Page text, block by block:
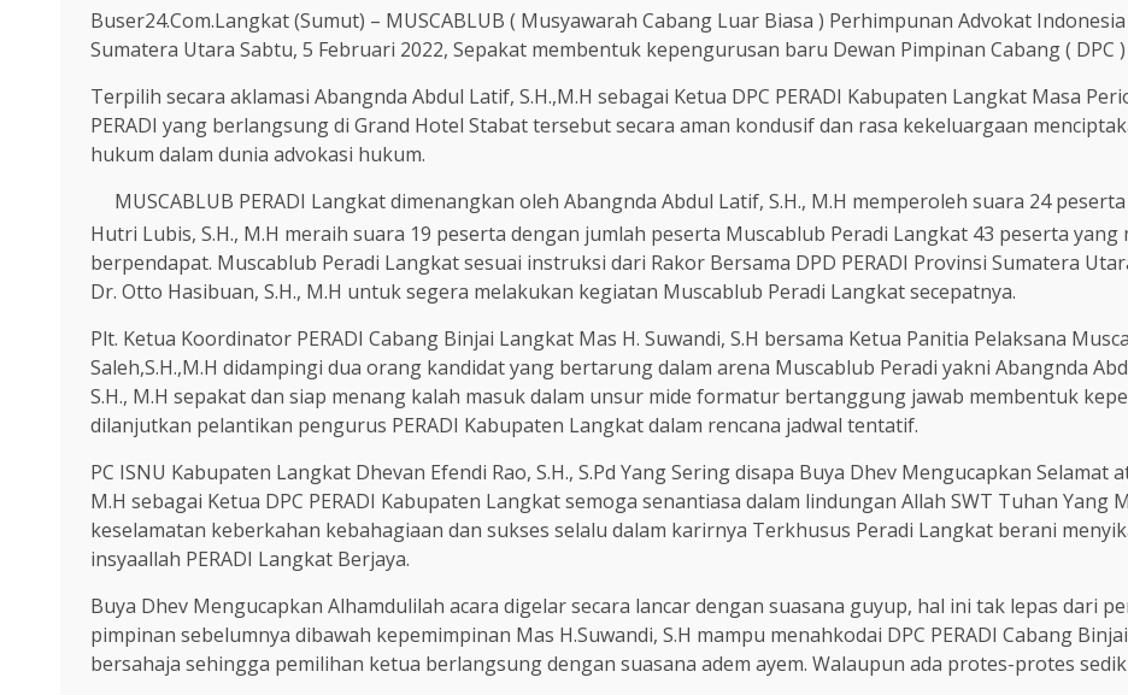
Buser24.Com.Langkat (Sumut) – MUSCABLUB ( Musyawarah Cabang Luar Biasa ) Perhimpunan Advokat
Sumatera Utara Sabtu, 5 Februari 2022, Sepakat membentuk kepengurusan baru Dewan Pimpinan Cabang ( DPC
Terpilih secara aklamasi Abangnda Abdul Latif, S.H.,M.H sebagai Ketua DPC PERADI Kabupaten Langkat Masa
PERADI yang berlangsung di Grand Hotel Stabat tersebut secara aman kondusif dan rasa kekeluargaan
hukum dalam dunia advokasi hukum.
MUSCABLUB PERADI Langkat dimenangkan oleh Abangnda Abdul Latif, S.H., M.H memperoleh suara 24
Hutri Lubis, S.H., M.H meraih suara 19 peserta dengan jumlah peserta Muscablub Peradi Langkat 43 peserta
berpendapat. Muscablub Peradi Langkat sesuai instruksi dari Rakor Bersama DPD PERADI Provinsi Sumatera
Dr. Otto Hasibuan, S.H., M.H untuk segera melakukan kegiatan Muscablub Peradi Langkat secepatnya.
Plt. Ketua Koordinator PERADI Cabang Binjai Langkat Mas H. Suwandi, S.H bersama Ketua Panitia Pelaksana
Saleh,S.H.,M.H didampingi dua orang kandidat yang bertarung dalam arena Muscablub Peradi yakni Abangnda
S.H., M.H sepakat dan siap menang kalah masuk dalam unsur mide formatur bertanggung jawab membentuk
dilanjutkan pelantikan pengurus PERADI Kabupaten Langkat dalam rencana jadwal tentatif.
PC ISNU Kabupaten Langkat Dhevan Efendi Rao, S.H., S.Pd Yang Sering disapa Buya Dhev Mengucapkan Selamat
M.H sebagai Ketua DPC PERADI Kabupaten Langkat semoga senantiasa dalam lindungan Allah SWT Tuhan
keselamatan keberkahan kebahagiaan dan sukses selalu dalam karirnya Terkhusus Peradi Langkat berani
insyaallah PERADI Langkat Berjaya.
Buya Dhev Mengucapkan Alhamdulilah acara digelar secara lancar dengan suasana guyup, hal ini tak lepas dari
pimpinan sebelumnya dibawah kepemimpinan Mas H.Suwandi, S.H mampu menahkodai DPC PERADI Cabang
bersahaja sehingga pemilihan ketua berlangsung dengan suasana adem ayem. Walaupun ada protes-protes